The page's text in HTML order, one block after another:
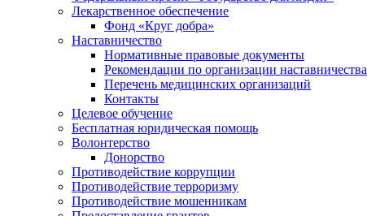
Лекарственное обеспечение
Фонд «Круг добра»
Наставничество
Нормативные правовые документы
Рекомендации по организации наставничества
Перечень медицинских организаций
Контакты
Целевое обучение
Бесплатная юридическая помощь
Волонтерство
Донорство
Противодействие коррупции
Противодействие терроризму
Противодействие мошенникам